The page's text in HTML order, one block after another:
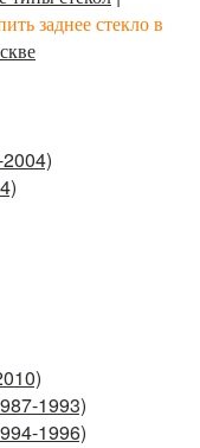
заднее стекло в
1993)
1996)